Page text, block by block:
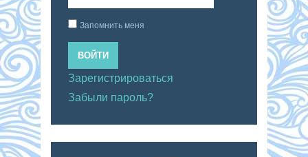
Запомнить меня
ВОЙТИ
Зарегистрироваться
Забыли пароль?